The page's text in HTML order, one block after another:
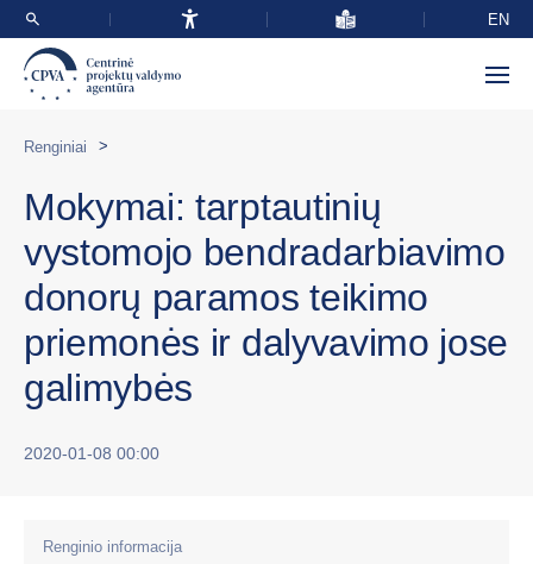
EN
Renginiai >
Mokymai: tarptautinių
vystomojo bendradarbiavimo
donorų paramos teikimo
priemonės ir dalyvavimo jose
galimybės
2020-01-08 00:00
Renginio informacija